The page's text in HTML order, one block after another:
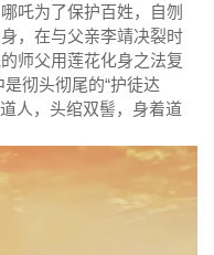
吒为了保护百姓，自刎
，在与父亲李靖决裂时
师父用莲花化身之法复
彻头彻尾的“护徒达
人，头绾双髻，身着道